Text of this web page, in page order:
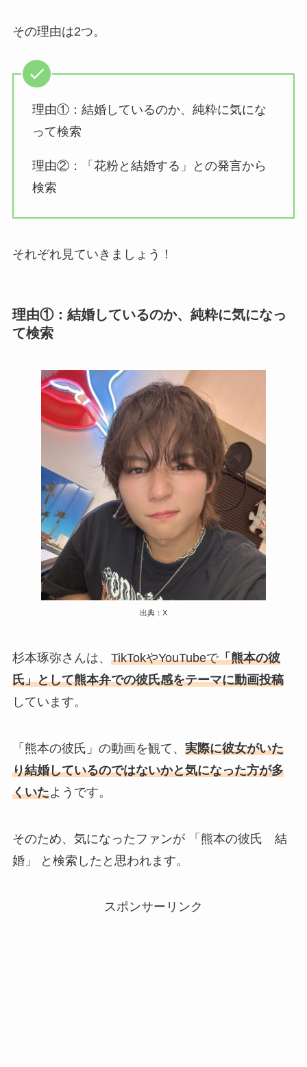
その理由は2つ。
理由①：結婚しているのか、純粋に気にな
って検索
理由②：「花粉と結婚する」との発言から
検索
それぞれ見ていきましょう！
理由①：結婚しているのか、純粋に気になっ
て検索
出典：X
杉本琢弥さんは、 TikTokやYouTubeで「熊本の彼
氏」として熊本弁での彼氏感をテーマに動画投稿
しています。
「熊本の彼氏」の動画を観て、 実際に彼女がいた
り結婚しているのではないかと気になった方が多
くいたようです。
そのため、気になったファンが 「熊本の彼氏 結
婚」 と検索したと思われます。
スポンサーリンク